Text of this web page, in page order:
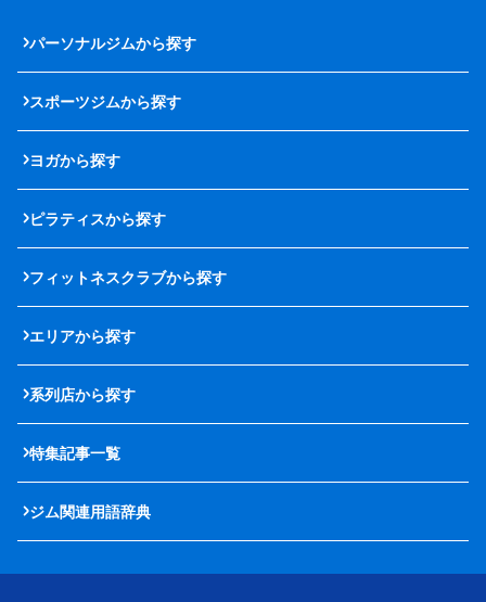
パーソナルジムから探す
スポーツジムから探す
ヨガから探す
ピラティスから探す
フィットネスクラブから探す
エリアから探す
系列店から探す
特集記事一覧
ジム関連用語辞典